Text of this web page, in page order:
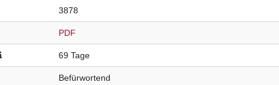
3878
PDF
69 Tage
Befürwortend